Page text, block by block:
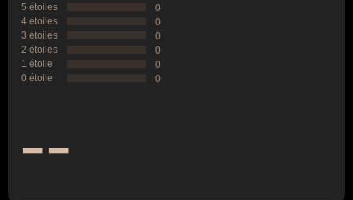
5 étoiles
0
4 étoiles
0
3 étoiles
0
2 étoiles
0
1 étoile
0
0 étoile
0
--